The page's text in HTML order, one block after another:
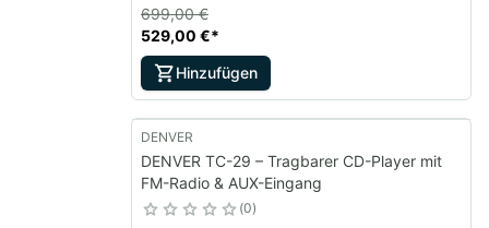
529,00 €*
699,00 €
Hinzufügen
DENVER
DENVER TC-29 – Tragbarer CD-Player mit
FM-Radio & AUX-Eingang
0